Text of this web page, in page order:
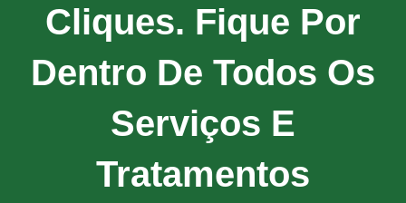
Cliques. Fique Por
Dentro De Todos Os
Serviços E
Tratamentos